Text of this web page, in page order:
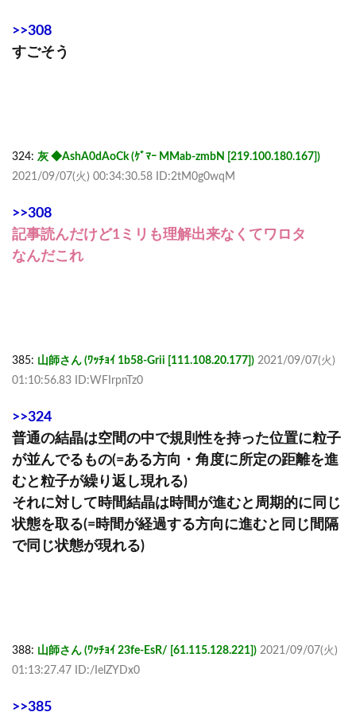
>>308
すごそう
324: 灰 ◆AshA0dAoCk (ｹﾞﾏｰ MMab-zmbN [219.100.180.167])
2021/09/07(火) 00:34:30.58 ID:2tM0g0wqM
>>308
記事読んだけど1ミリも理解出来なくてワロタ
なんだこれ
385: 山師さん (ﾜｯﾁｮｲ 1b58-Grii [111.108.20.177]) 2021/09/07(火)
01:10:56.83 ID:WFIrpnTz0
>>324
普通の結晶は空間の中で規則性を持った位置に粒子
が並んでるもの(=ある方向・角度に所定の距離を進
むと粒子が繰り返し現れる)
それに対して時間結晶は時間が進むと周期的に同じ
状態を取る(=時間が経過する方向に進むと同じ間隔
で同じ状態が現れる)
388: 山師さん (ﾜｯﾁｮｲ 23fe-EsR/ [61.115.128.221]) 2021/09/07(火)
01:13:27.47 ID:/IelZYDx0
>>385